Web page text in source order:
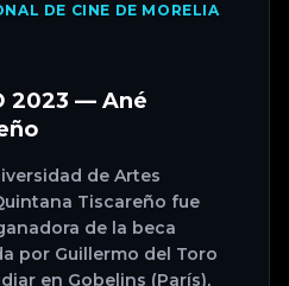
DE CINE DE MORELIA
2023 — Ané
de Artes
Tiscareño fue
de la beca
por Guillermo del Toro
en Gobelins (París),